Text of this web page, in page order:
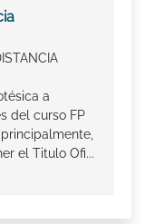
a
del curso FP
el Titulo Ofi...